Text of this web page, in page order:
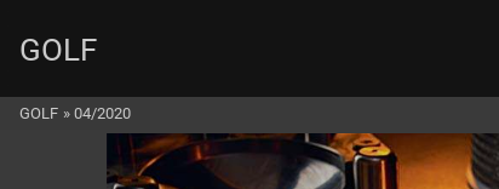
GOLF
GOLF » 04/2020